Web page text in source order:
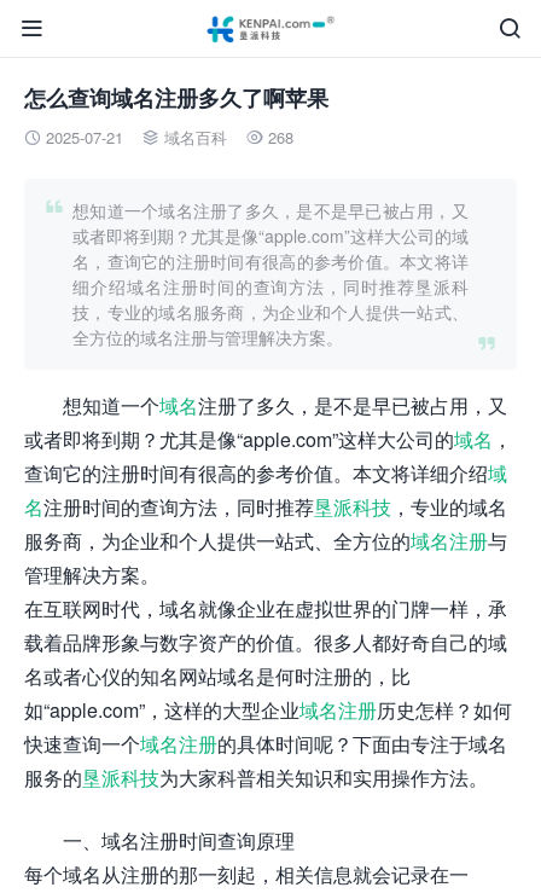


怎么查询域名注册多久了啊苹果
 2025-07-21  域名百科  268


想知道一个域名注册了多久，是不是早已被占用，又
或者即将到期？尤其是像“apple.com”这样大公司的域
名，查询它的注册时间有很高的参考价值。本文将详
细介绍域名注册时间的查询方法，同时推荐垦派科
技，专业的域名服务商，为企业和个人提供一站式、
全方位的域名注册与管理解决方案。
想知道一个域名注册了多久，是不是早已被占用，又
或者即将到期？尤其是像“apple.com”这样大公司的域名 ，
查询它的注册时间有很高的参考价值。本文将详细介绍域
名注册时间的查询方法，同时推荐垦派科技 ，专业的域名
服务商，为企业和个人提供一站式、全方位的域名注册与
管理解决方案。
在互联网时代，域名就像企业在虚拟世界的门牌一样，承
载着品牌形象与数字资产的价值。很多人都好奇自己的域
名或者心仪的知名网站域名是何时注册的，比
如“apple.com”，这样的大型企业域名注册历史怎样？如何
快速查询一个域名注册的具体时间呢？下面由专注于域名
服务的垦派科技为大家科普相关知识和实用操作方法。
一、域名注册时间查询原理
每个域名从注册的那一刻起，相关信息就会记录在一